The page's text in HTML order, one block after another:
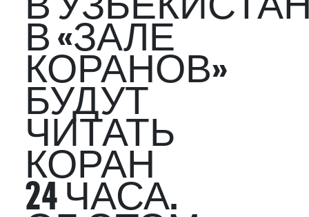
В «ЗАЛЕ
КОРАНОВ»
БУДУТ
ЧИТАТЬ
КОРАН
24 ЧАСА.